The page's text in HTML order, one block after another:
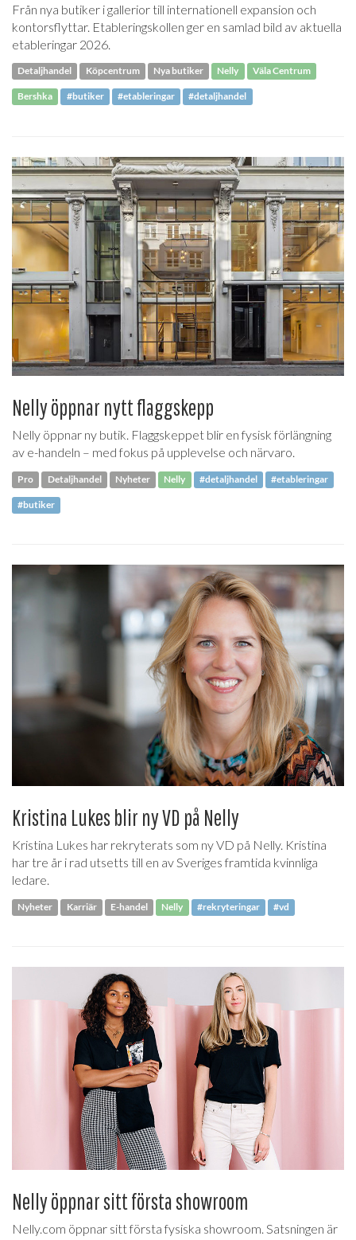
Från nya butiker i gallerior till internationell expansion och
kontorsflyttar. Etableringskollen ger en samlad bild av aktuella
etableringar 2026.
Detaljhandel Köpcentrum Nya butiker Nelly Väla Centrum
Bershka #butiker #etableringar #detaljhandel
Nelly öppnar nytt flaggskepp
Nelly öppnar ny butik. Flaggskeppet blir en fysisk förlängning
av e-handeln – med fokus på upplevelse och närvaro.
Pro Detaljhandel Nyheter Nelly #detaljhandel #etableringar
#butiker
Kristina Lukes blir ny VD på Nelly
Kristina Lukes har rekryterats som ny VD på Nelly. Kristina
har tre år i rad utsetts till en av Sveriges framtida kvinnliga
ledare.
Nyheter Karriär E-handel Nelly #rekryteringar #vd
Nelly öppnar sitt första showroom
Nelly.com öppnar sitt första fysiska showroom. Satsningen är